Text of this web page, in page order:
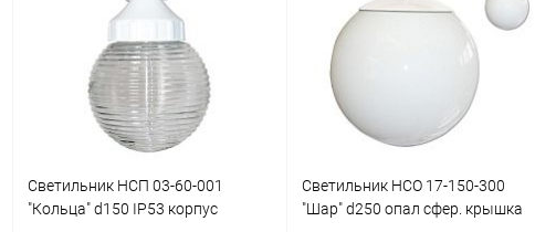
Купить в 1 клик
В избранное В наличии
Купить в 1 клик Сравнение
В избранное В наличии
Светильник НСП 03-60-001
"Кольца" d150 IP53 корпус
Светильник НСО 17-150-300
"Шар" d250 опал сфер. крышка